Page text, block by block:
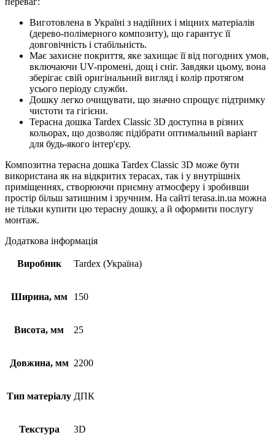
Виготовлена в Україні з надійних і міцних матеріалів
(дерево-полімерного композиту), що гарантує її
довговічність і стабільність.
Має захисне покриття, яке захищає її від погодних умов,
включаючи UV-промені, дощ і сніг. Завдяки цьому, вона
зберігає свій оригінальний вигляд і колір протягом
усього періоду служби.
Дошку легко очищувати, що значно спрощує підтримку
чистоти та гігієни.
Терасна дошка Tardex Classic 3D доступна в різних
кольорах, що дозволяє підібрати оптимальний варіант
для будь-якого інтер'єру.
Композитна терасна дошка Tardex Classic 3D може бути
використана як на відкритих терасах, так і у внутрішніх
приміщеннях, створюючи приємну атмосферу і зробивши
простір більш затишним і зручним. На сайті terasa.in.ua можна
не тільки купити цю терасну дошку, а й оформити послугу
монтаж.
Додаткова інформація
Виробник Tardex (Україна)
Ширина, мм 150
Висота, мм 25
Довжина, мм 2200
Тип матеріалу ДПК
Текстура 3D